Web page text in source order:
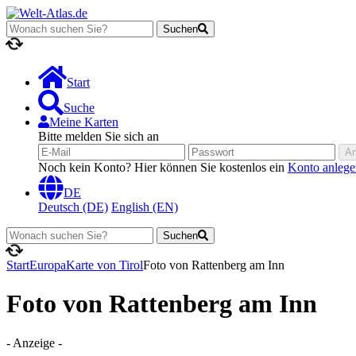
Suchen
Lädt...
Start
Suche
Meine Karten
Bitte melden Sie sich an
Noch kein Konto? Hier können Sie kostenlos ein Konto
DE
Deutsch (DE) English (EN)
Suchen
Lädt...
StartEuropaKarte von TirolFoto von Rattenberg am Inn
Foto von Rattenberg am Inn
- Anzeige -